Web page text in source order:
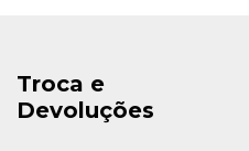
Troca e
Devoluções